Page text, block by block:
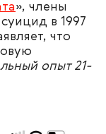
», члены
в 1997
что
опыт 21-